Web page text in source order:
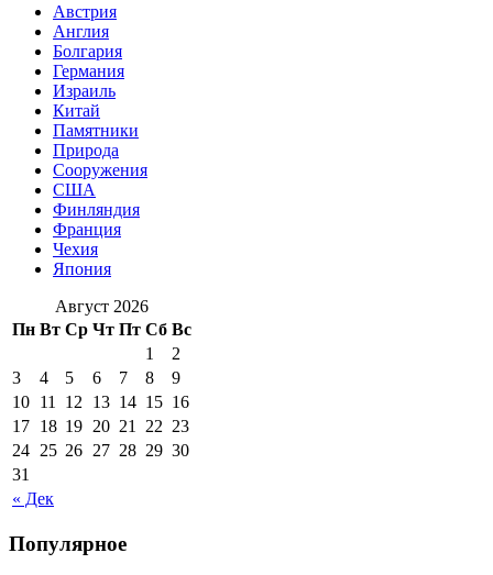
Австрия
Англия
Болгария
Германия
Израиль
Китай
Памятники
Природа
Сооружения
США
Финляндия
Франция
Чехия
Япония
Август 2026
Пн Вт Ср Чт Пт Сб Вс
« Дек
1
2
3
4 5 6 7 8
9
10 11 12 13 14 15 16
17 18 19 20 21 22 23
24 25 26 27 28 29 30
31
Популярное